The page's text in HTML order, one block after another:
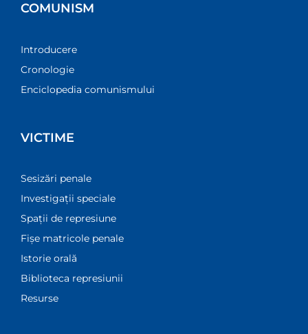
COMUNISM
Introducere
Cronologie
Enciclopedia comunismului
VICTIME
Sesizări penale
Investigații speciale
Spații de represiune
Fișe matricole penale
Istorie orală
Biblioteca represiunii
Resurse